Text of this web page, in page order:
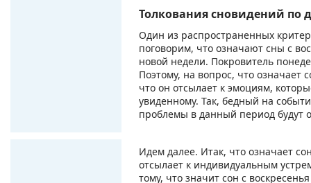
Толкования сновидений по
Один из распространенных
поговорим, что означают сны с
новой недели. Покровитель
Поэтому, на вопрос, что означает
что он отсылает к эмоциям,
увиденному. Так, бедный на
проблемы в данный период будут
Идем далее. Итак, что означает
отсылает к индивидуальным
тому, что значит сон с